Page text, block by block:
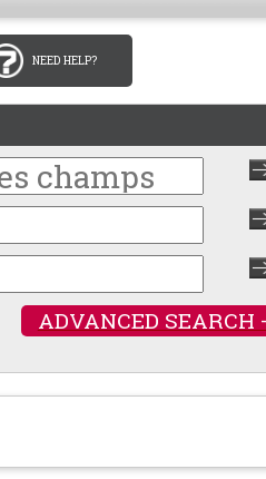
NEED HELP?
ADVANCED SEARCH